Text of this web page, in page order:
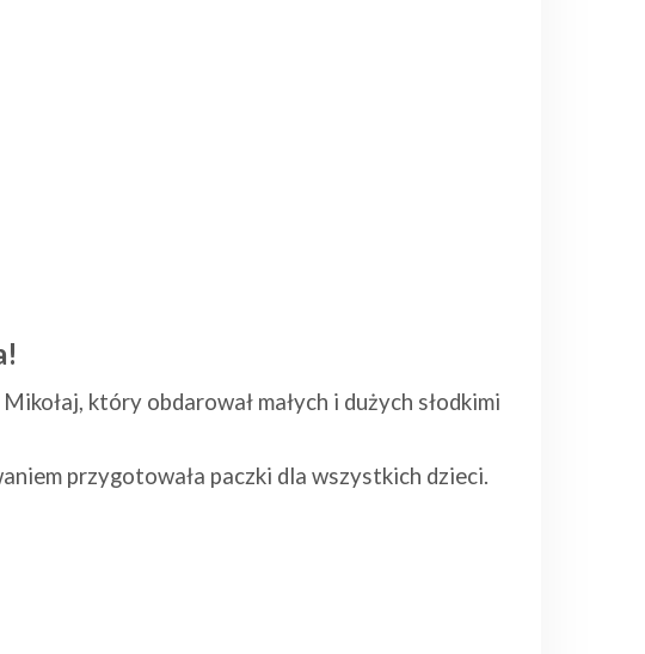
który obdarował małych i dużych słodkimi
przygotowała paczki dla wszystkich dzieci.